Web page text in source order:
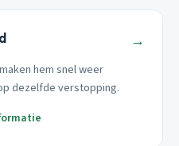
→
hem snel weer
dezelfde verstopping.